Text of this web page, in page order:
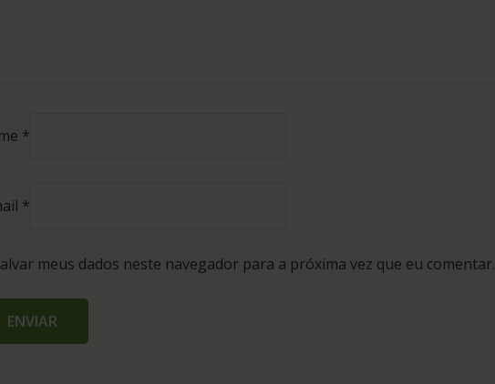
*
*
meus dados neste navegador para a próxima vez que eu comentar.